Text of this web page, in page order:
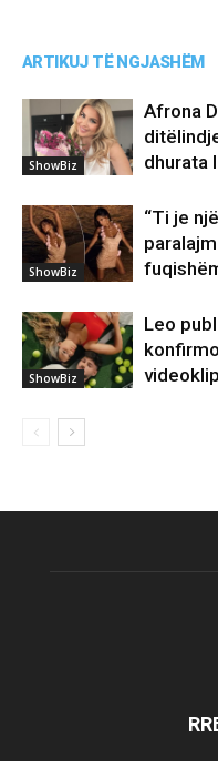
ARTIKUJ TË NGJASHËM
ShowBiz
Afrona
dhurata
ShowBiz
“Ti je
ShowBiz
Leo